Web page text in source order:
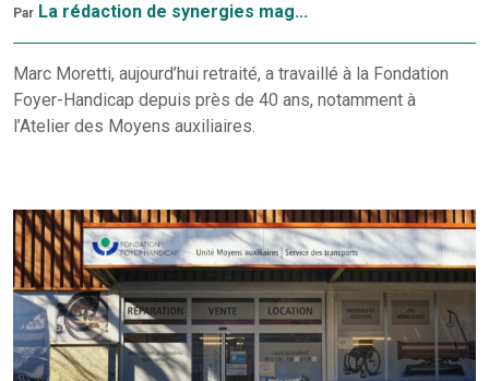
Par La rédaction de synergies mag...
Marc Moretti, aujourd’hui retraité, a travaillé à la Fondation
Foyer-Handicap depuis près de 40 ans, notamment à
l’Atelier des Moyens auxiliaires.